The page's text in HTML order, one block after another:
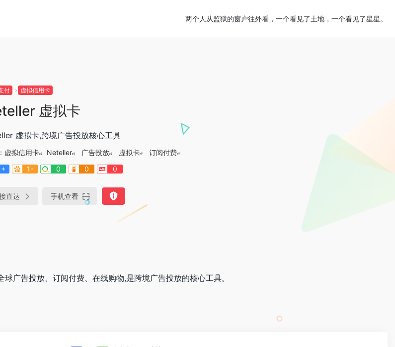
两个人从监狱的窗户往外看，一个看见了土地，一个看见了星星。
付 虚拟信用卡
虚拟卡
虚拟卡,跨境广告投放核心工具
虚拟信用卡 Neteller 广告投放 虚拟卡
订阅付费
1- 0 0 0
直达 手机查看
广告投放、订阅付费、在线购物,是跨境广告投放的核心工具。